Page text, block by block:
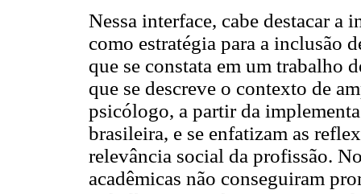
Nessa interface, cabe destacar a
como estratégia para a inclusão
que se constata em um trabalho
que se descreve o contexto de
psicólogo, a partir da
brasileira, e se enfatizam as
relevância social da profissão.
acadêmicas não conseguiram